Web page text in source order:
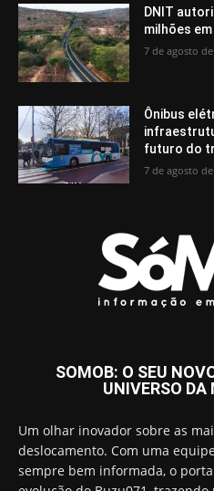
DNIT
milhões
7 de agosto
Ônibus
futuro do
7 de agosto
SOMOB: O SEU
UNIVERSO DA
Um olhar inovador sobre as
deslocamento. Com uma
sempre bem informada, o